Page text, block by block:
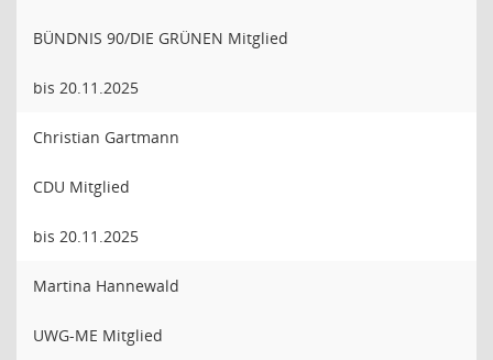
BÜNDNIS 90/DIE GRÜNEN Mitglied
bis 20.11.2025
Christian Gartmann
CDU Mitglied
bis 20.11.2025
Martina Hannewald
UWG-ME Mitglied